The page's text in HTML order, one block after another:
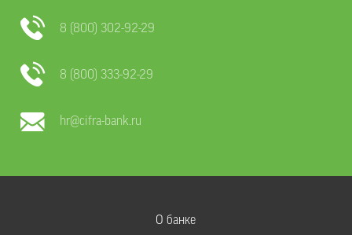
8 (800) 302-92-29
8 (800) 333-92-29
hr@cifra-bank.ru
О банке